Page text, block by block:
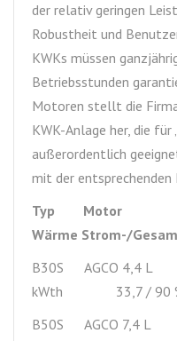
der relativ geringen
Robustheit und
KWKs müssen
Betriebsstunden
Motoren stellt die
KWK-Anlage her, die für
außerordentlich
mit der entsprechenden
Typ
Wärme Strom-/
B30S
kWth 33,7 / 90
B50S AGCO